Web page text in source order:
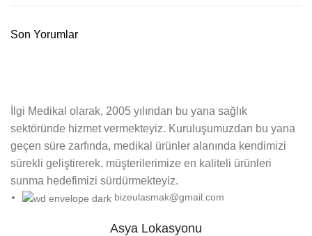
Son Yorumlar
İlgi Medikal olarak, 2005 yılından bu yana sağlık
sektöründe hizmet vermekteyiz. Kuruluşumuzdan bu yana
geçen süre zarfında, medikal ürünler alanında kendimizi
sürekli geliştirerek, müşterilerimize en kaliteli ürünleri
sunma hedefimizi sürdürmekteyiz.
bizeulasmak@gmail.com
Asya Lokasyonu